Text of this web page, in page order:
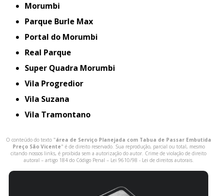
Morumbi
Parque Burle Max
Portal do Morumbi
Real Parque
Super Quadra Morumbi
Vila Progredior
Vila Suzana
Vila Tramontano
O conteúdo do texto "área de Serviço Planejada com Tabua de Passar Embutida
Preço São Vicente" é de direito reservado. Sua reprodução, parcial ou total, mesmo
citando nossos links, é proibida sem a autorização do autor. Crime de violação de direito
autoral – artigo 184 do Código Penal – Lei 9610/98 - Lei de direitos autorais.